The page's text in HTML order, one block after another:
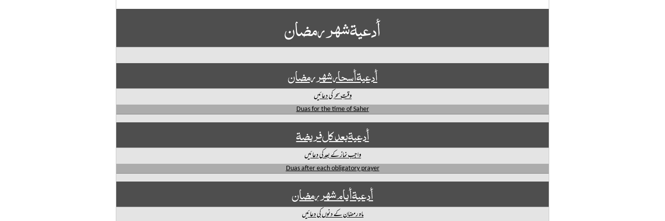
أدعیة شھر رمضان
أدعیة أسحار شهر رمضان
وقتِ سحر کی دعائیں
Duas for the time of Saher
أدعية بعد كل فريضة
واجب نماز کے بعد کی دعائیں
Duas after each obligatory prayer
أدعیة أيام شهر رمضان
ماہ رمضان کے دنوں کی دعائیں